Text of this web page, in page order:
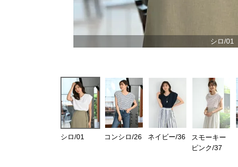
シロ/01
シロ/01 コンシロ/26 ネイビー/36
スモーキー
ピンク/37